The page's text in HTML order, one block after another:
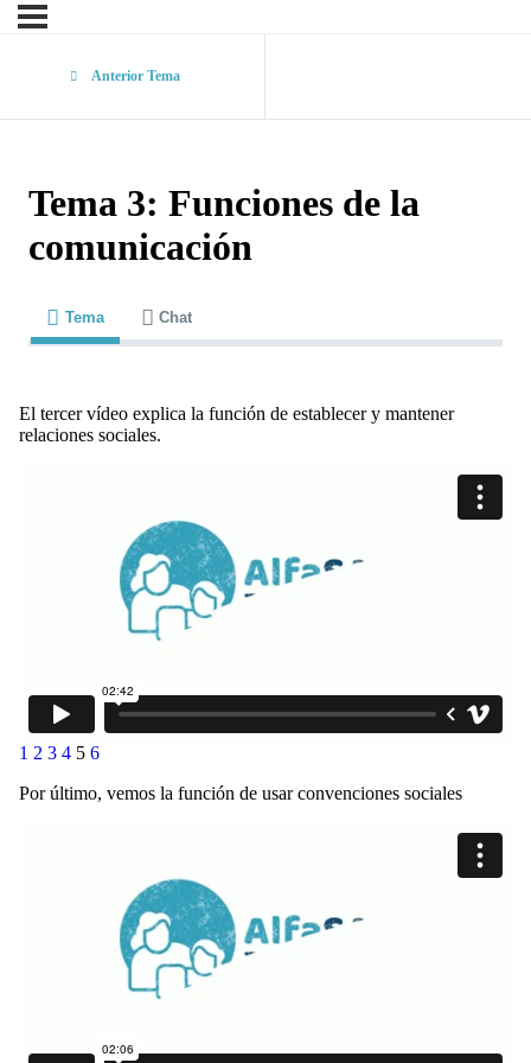
Anterior Tema
Tema 3: Funciones de la
comunicación
Tema Chat
El tercer vídeo explica la función de establecer y mantener
relaciones sociales.
1 2 3 4 5 6
Por último, vemos la función de usar convenciones sociales